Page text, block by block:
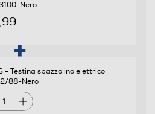
Nero
- Testina spazzolino elettrico
88-Nero
1